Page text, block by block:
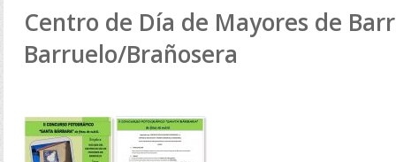
Centro de Día de Mayores de
Barruelo/Brañosera